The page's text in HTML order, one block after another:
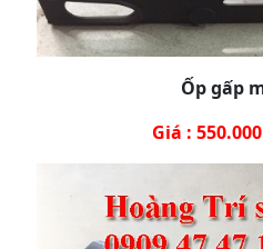
Ốp gấp
Giá :